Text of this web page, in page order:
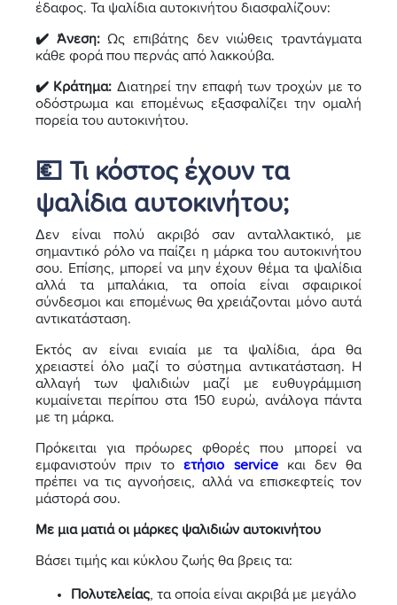
έδαφος. Τα ψαλίδια αυτοκινήτου διασφαλίζουν:
✔️ Άνεση:Ως επιβάτης δεν νιώθεις τραντάγματα
κάθε φορά που περνάς από λακκούβα.
✔️ Κράτημα: Διατηρεί την επαφή των τροχών με το
οδόστρωμα και επομένως εξασφαλίζει την ομαλή
πορεία του αυτοκινήτου.
💶 Τι κόστος έχουν τα
ψαλίδια αυτοκινήτου;
Δεν είναι πολύ ακριβό σαν ανταλλακτικό, με
σημαντικό ρόλο να παίζει η μάρκα του αυτοκινήτου
σου. Επίσης, μπορεί να μην έχουν θέμα τα ψαλίδια
αλλά τα μπαλάκια, τα οποία είναι σφαιρικοί
σύνδεσμοι και επομένως θα χρειάζονται μόνο αυτά
αντικατάσταση.
Εκτός αν είναι ενιαία με τα ψαλίδια, άρα θα
χρειαστεί όλο μαζί το σύστημα αντικατάσταση. Η
αλλαγή των ψαλιδιών μαζί με ευθυγράμμιση
κυμαίνεται περίπου στα 150 ευρώ, ανάλογα πάντα
με τη μάρκα.
Πρόκειται για πρόωρες φθορές που μπορεί να
εμφανιστούν πριν τοετήσιο serviceκαι δεν θα
πρέπει να τις αγνοήσεις, αλλά να επισκεφτείς τον
μάστορά σου.
Με μια ματιά οι μάρκες ψαλιδιών αυτοκινήτου
Βάσει τιμής και κύκλου ζωής θα βρεις τα:
Πολυτελείας, τα οποία είναι ακριβά με μεγάλο